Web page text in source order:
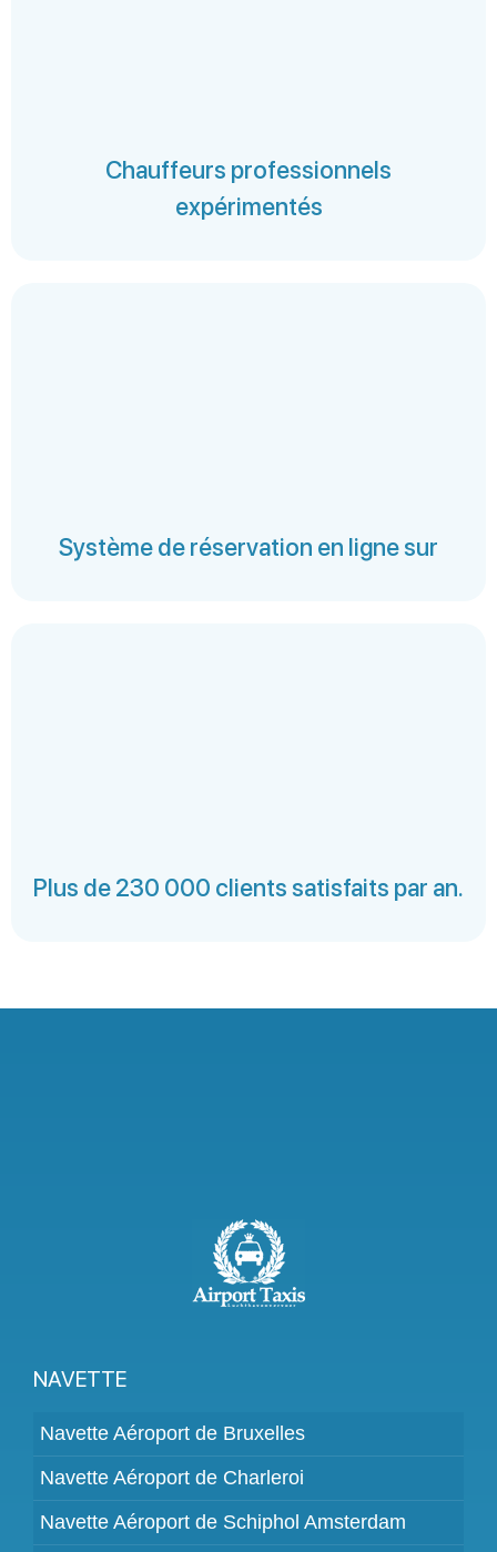
Chauffeurs professionnels
expérimentés
Système de réservation en ligne sur
Plus de 230 000 clients satisfaits par an.
NAVETTE
Navette Aéroport de Bruxelles
Navette Aéroport de Charleroi
Navette Aéroport de Schiphol Amsterdam